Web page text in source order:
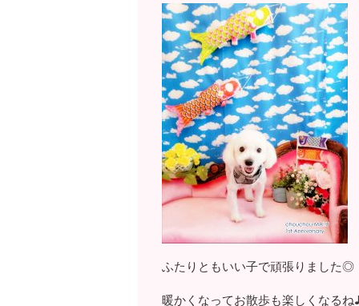
ふたりともいい子で頑張りました◎
暖かくなってお散歩も楽しくなるね